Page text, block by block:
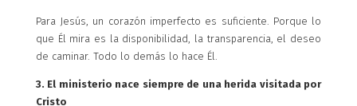
Para Jesús, un corazón imperfecto es suficiente. Porque lo
que Él mira es la disponibilidad, la transparencia, el deseo
de caminar. Todo lo demás lo hace Él.
3. El ministerio nace siempre de una herida visitada por
Cristo